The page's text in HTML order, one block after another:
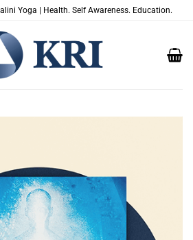
Yoga | Health. Self Awareness. Education.